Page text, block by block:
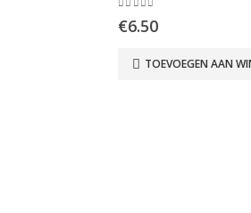
€6.50
TOEVOEGEN AAN